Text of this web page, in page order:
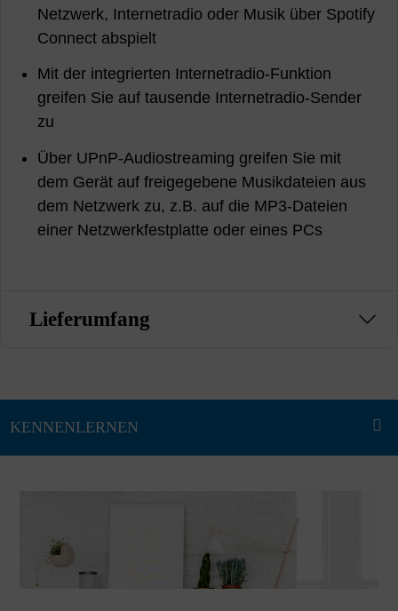
Netzwerk, Internetradio oder Musik über Spotify
Connect abspielt
Mit der integrierten Internetradio-Funktion
greifen Sie auf tausende Internetradio-Sender
zu
Über UPnP-Audiostreaming greifen Sie mit
dem Gerät auf freigegebene Musikdateien aus
dem Netzwerk zu, z.B. auf die MP3-Dateien
einer Netzwerkfestplatte oder eines PCs
Lieferumfang